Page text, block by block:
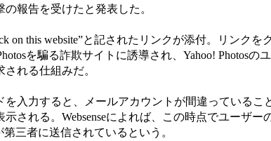
報告を受けたと発表した。
on this website”と記されたリンクが添付。リンクを
を騙る詐欺サイトに誘導され、Yahoo! Photosの
れる仕組みだ。
入力すると、メールアカウントが間違っているこ
される。Websenseによれば、この時点でユーザー
三者に送信されているという。